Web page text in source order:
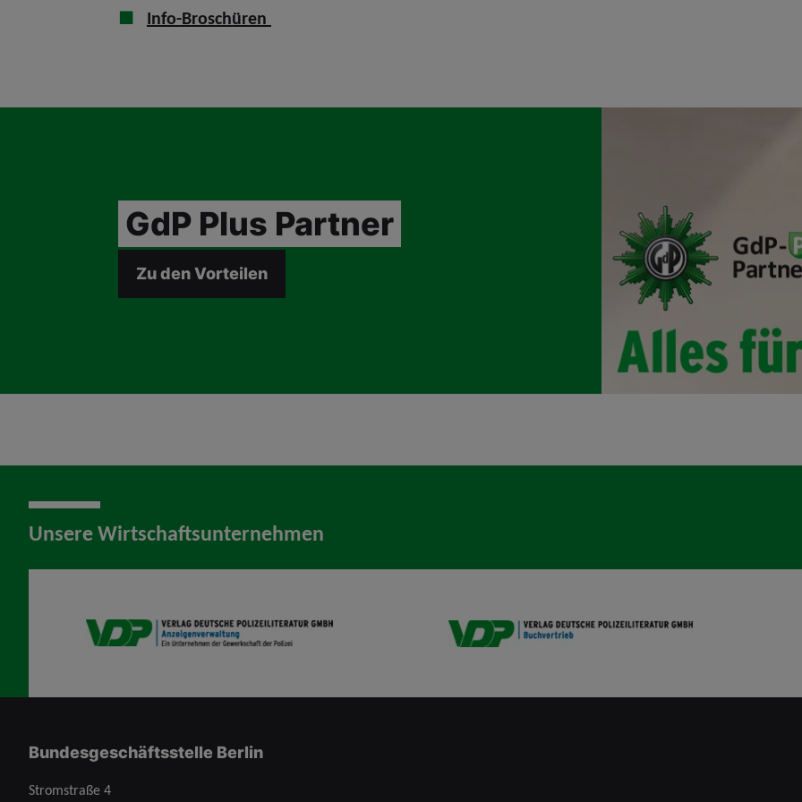
Info-Broschüren
GdP Plus Partner
Zu den Vorteilen
Unsere Wirtschaftsunternehmen
VDP AV VDP B
Bundesgeschäftsstelle Berlin
Stromstraße 4